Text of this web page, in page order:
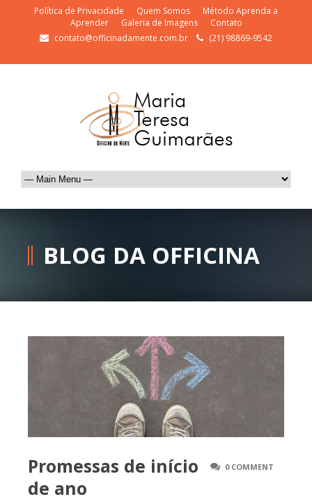
Política de Privacidade Quem Somos
Método Aprenda a
Aprender
Galeria de Imagens
Contato
contato@officinadamente.com.br
(21) 98869-9542
BLOG DA OFFICINA
0 COMMENT
Promessas de início
de ano